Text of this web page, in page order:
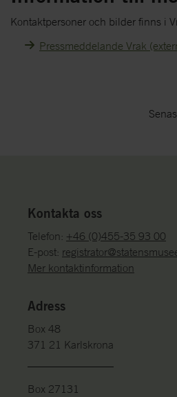
Kontaktpersoner och bilder finns i
Pressmeddelande Vrak
Kontakta oss
Telefon: +46 (0)455-35 93 00
E-post:
Mer kontaktinformation
Adress
Box 48
371 21 Karlskrona
Box 27131